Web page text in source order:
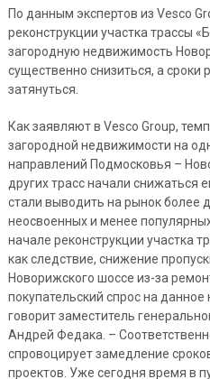
По данным экспертов из Vesco
реконструкции участка трассы
загородную недвижимость
существенно снизиться, а сроки
затянуться.
Как заявляют в Vesco Group,
загородной недвижимости на
направлений Подмосковья –
других трасс начали снижаться
стали выводить на рынок
неосвоенных и менее
начале реконструкции участка
как следствие, снижение
Новорижского шоссе из-за
покупательский спрос на
говорит заместитель
Андрей Федака. –
спровоцирует замедление
проектов. Уже сегодня время в